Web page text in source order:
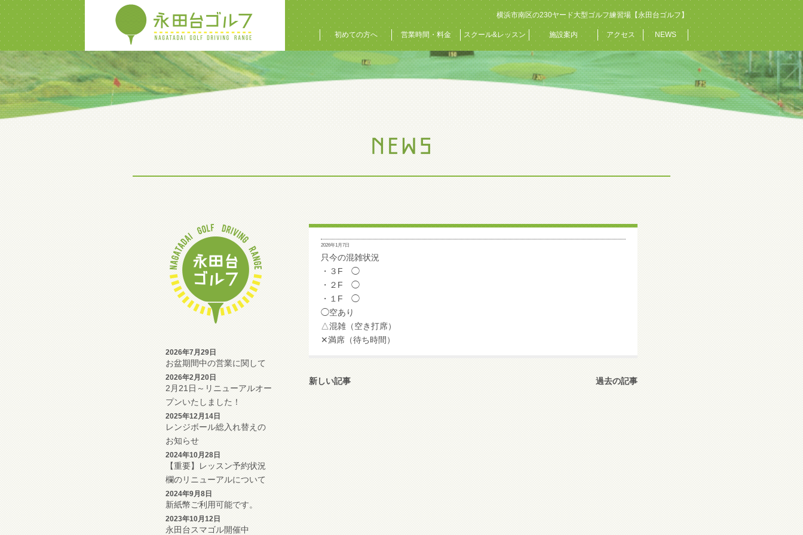
横浜市南区の230ヤード大型ゴルフ練習場【永田台ゴルフ】
初めての方へ 営業時間・料金 スクール&レッスン 施設案内 アクセス NEWS
2026年7月29日
お盆期間中の営業に関して
2026年2月20日
2月21日～リニューアルオー
プンいたしました！
2025年12月14日
レンジボール総入れ替えの
お知らせ
2024年10月28日
【重要】レッスン予約状況
欄のリニューアルについて
2024年9月8日
新紙幣ご利用可能です。
2023年10月12日
永田台スマゴル開催中
2026年1月7日
只今の混雑状況
・３F ◯
・２F ◯
・１F ◯
◯空あり
△混雑（空き打席）
✕満席（待ち時間）
新しい記事 過去の記事